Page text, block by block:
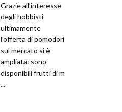
Grazie all’interesse
degli hobbisti
ultimamente
l’offerta di pomodori
sul mercato si è
ampliata: sono
disponibili frutti di m
...